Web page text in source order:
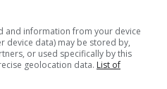
and information from your device
device data) may be stored by,
or used specifically by this
geolocation data. List of